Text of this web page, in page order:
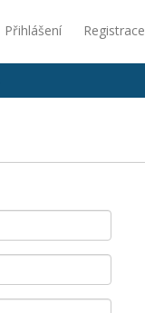
Přihlášení Registrace